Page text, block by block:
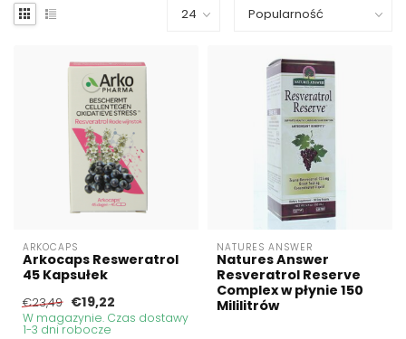
ARKOCAPS
Arkocaps Resweratrol
45 Kapsułek
€23,49 €19,22
W magazynie. Czas dostawy
1-3 dni robocze
NATURES ANSWER
Natures Answer
Resveratrol Reserve
Complex w płynie 150
Mililitrów